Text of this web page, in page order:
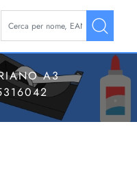
La modifica di un filtro
A3